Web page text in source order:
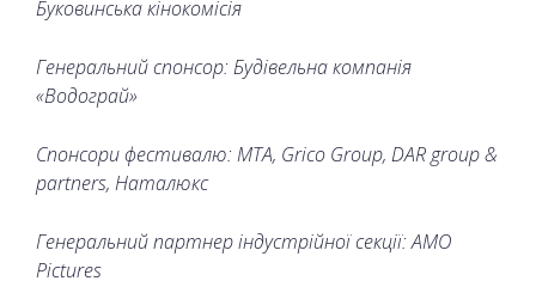
Буковинська кінокомісія
Генеральний спонсор: Будівельна компанія
«Водограй»
Спонсори фестивалю: МТА, Griсo Group, DAR group &
partners, Наталюкс
Генеральний партнер індустрійної секції: AMO
Pictures